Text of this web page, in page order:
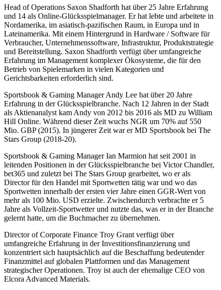
Head of Operations Saxon Shadforth hat über 25 Jahre Erfahrung
und 14 als Online-Glücksspielmanager. Er hat lebte und arbeitete in
Nordamerika, im asiatisch-pazifischen Raum, in Europa und in
Lateinamerika. Mit einem Hintergrund in Hardware / Software für
Verbraucher, Unternehmenssoftware, Infrastruktur, Produktstrategie
und Bereitstellung. Saxon Shadforth verfügt über umfangreiche
Erfahrung im Management komplexer Ökosysteme, die für den
Betrieb von Spielemarken in vielen Kategorien und
Gerichtsbarkeiten erforderlich sind.
Sportsbook & Gaming Manager Andy Lee hat über 20 Jahre
Erfahrung in der Glücksspielbranche. Nach 12 Jahren in der Stadt
als Aktienanalyst kam Andy von 2012 bis 2016 als MD zu William
Hill Online. Während dieser Zeit wuchs NGR um 70% auf 550
Mio. GBP (2015). In jüngerer Zeit war er MD Sportsbook bei The
Stars Group (2018-20).
Sportsbook & Gaming Manager Ian Marmion hat seit 2001 in
leitenden Positionen in der Glücksspielbranche bei Victor Chandler,
bet365 und zuletzt bei The Stars Group gearbeitet, wo er als
Director für den Handel mit Sportwetten tätig war und wo das
Sportwetten innerhalb der ersten vier Jahre einen GGR-Wert von
mehr als 100 Mio. USD erzielte. Zwischendurch verbrachte er 5
Jahre als Vollzeit-Sportwetter und nutzte das, was er in der Branche
gelernt hatte, um die Buchmacher zu übernehmen.
Director of Corporate Finance Troy Grant verfügt über
umfangreiche Erfahrung in der Investitionsfinanzierung und
konzentriert sich hauptsächlich auf die Beschaffung bedeutender
Finanzmittel auf globalen Plattformen und das Management
strategischer Operationen. Troy ist auch der ehemalige CEO von
Elcora Advanced Materials.